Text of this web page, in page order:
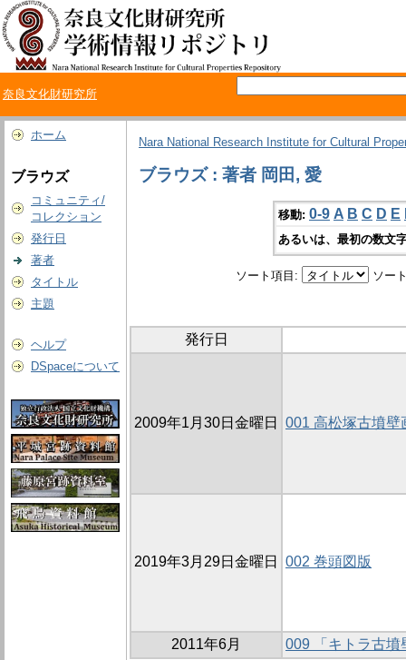
奈良文化財研究所
ホーム
ブラウズ
コミュニティ/
コレクション
発行日
著者
タイトル
主題
ヘルプ
DSpaceについて
Nara National Research Institute for Cultural
ブラウズ : 著者 岡田, 愛
移動: 0-9 A B C D E
あるいは、最初の数文
ソート項目: ソー
発行日
2009年1月30日金曜日 001 高松塚古墳壁
2019年3月29日金曜日 002 巻頭図版
2011年6月 009 「キトラ古墳